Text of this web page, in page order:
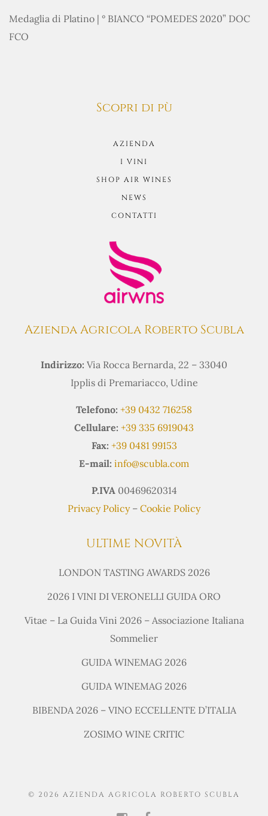
Medaglia di Platino | ° BIANCO “POMEDES 2020” DOC
FCO
Scopri di pù
AZIENDA
I VINI
SHOP AIR WINES
NEWS
CONTATTI
Azienda Agricola Roberto Scubla
Indirizzo: Via Rocca Bernarda, 22 – 33040
Ipplis di Premariacco, Udine
Telefono: +39 0432 716258
Cellulare: +39 335 6919043
Fax: +39 0481 99153
E-mail: info@scubla.com
P.IVA00469620314
Privacy Policy– Cookie Policy
ULTIME NOVITÀ
LONDON TASTING AWARDS 2026
2026 I VINI DI VERONELLI GUIDA ORO
Vitae – La Guida Vini 2026 – Associazione Italiana
Sommelier
GUIDA WINEMAG 2026
GUIDA WINEMAG 2026
BIBENDA 2026 – VINO ECCELLENTE D’ITALIA
ZOSIMO WINE CRITIC
© 2026 AZIENDA AGRICOLA ROBERTO SCUBLA